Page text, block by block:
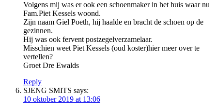
Volgens mij was er ook een schoenmaker in het huis waar nu
Fam.Piet Kessels woond.
Zijn naam Giel Poeth, hij haalde en bracht de schoen op de
gezinnen.
Hij was ook fervent postzegelverzamelaar.
Misschien weet Piet Kessels (oud koster)hier meer over te
vertellen?
Groet Dre Ewalds
Reply
SJENG SMITS says:
10 oktober 2019 at 13:06